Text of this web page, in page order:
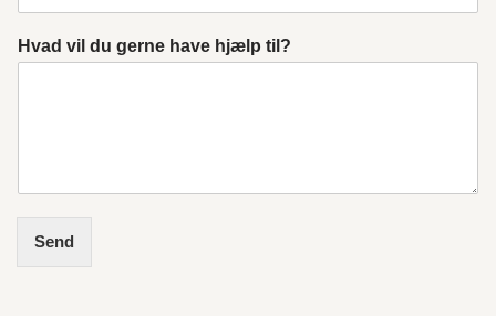
Hvad vil du gerne have hjælp til?
Send